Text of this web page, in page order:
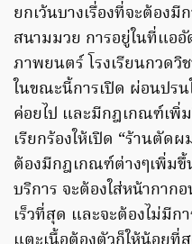
ยกเว้นบางเรื่องที่จะต้อง
สนามมวย การอยู่ในที่แออั
ภาพยนตร์ โรงเรียนกวดวิ
ในขณะนี้การเปิด ผ่อนปร
ค่อยไป และมีกฎเกณฑ์เพิ่
เรียกร้องให้เปิด “ร้านตัด
ต้องมีกฎเกณฑ์ต่างๆเพิ่มขึ้
บริการ จะต้องใส่หน้ากาก
เร็วที่สุด และจะต้องไม่มี